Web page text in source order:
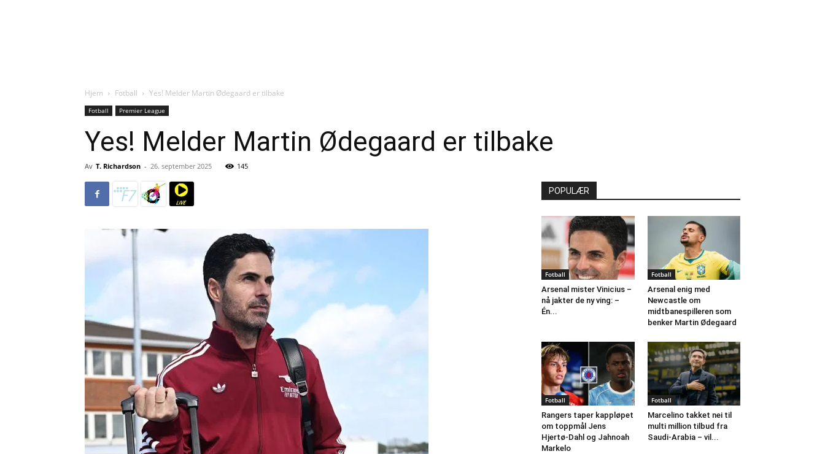
Hjem Fotball Yes! Melder Martin Ødegaard er tilbake
Fotball Premier League
Yes! Melder Martin Ødegaard er tilbake
Av T. Richardson - 26. september 2025 145
POPULÆR
Fotball
Arsenal mister Vinicius –
nå jakter de ny ving: –
Én...
Fotball
Arsenal enig med
Newcastle om
midtbanespilleren som
benker Martin Ødegaard
Fotball
Rangers taper kappløpet
om toppmål Jens
Hjertø-Dahl og Jahnoah
Markelo
Fotball
Marcelino takket nei til
multi million tilbud fra
Saudi-Arabia – vil...